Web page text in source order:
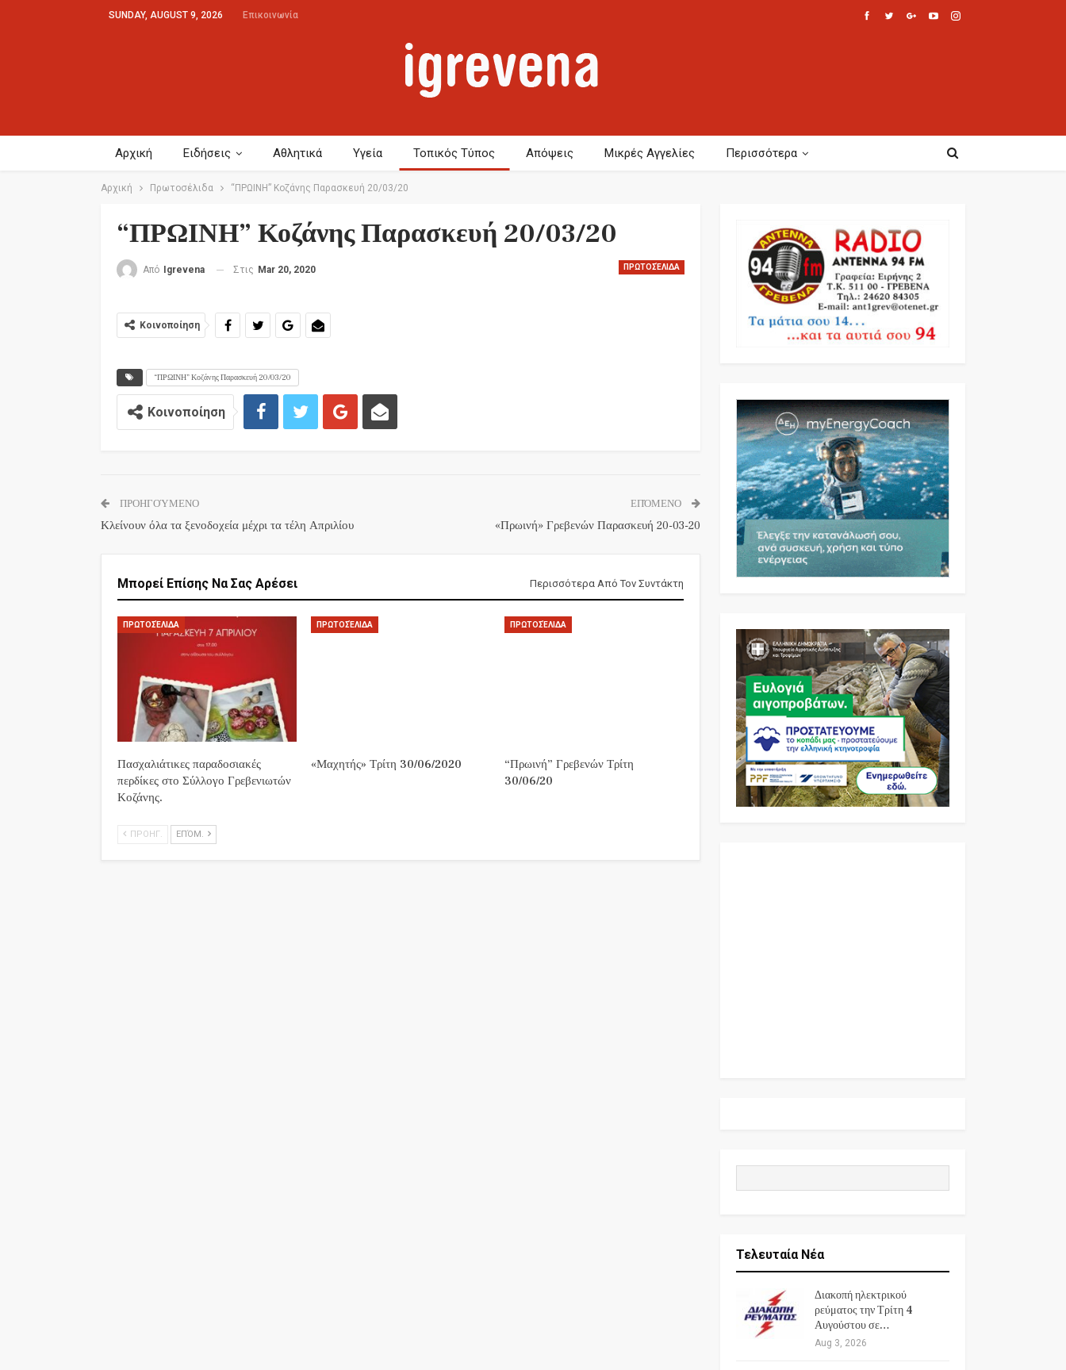
SUNDAY, AUGUST 9, 2026 Επικοινωνία
Αρχική Ειδήσεις Αθλητικά Υγεία Τοπικός Τύπος Απόψεις Μικρές Αγγελίες Περισσότερα
Αρχική Πρωτοσέλιδα “ΠΡΩΙΝΗ” Κοζάνης Παρασκευή 20/03/20
“ΠΡΩΙΝΗ” Κοζάνης Παρασκευή 20/03/20
ΠΡΩΤΟΣΈΛΙΔΑ
Από Igrevena Στις Mar 20, 2020
Κοινοποίηση
“ΠΡΩΙΝΗ” Κοζάνης Παρασκευή 20/03/20
Κοινοποίηση
ΠΡΟΗΓΟΎΜΕΝΟ
Κλείνουν όλα τα ξενοδοχεία μέχρι τα τέλη Απριλίου
ΕΠΌΜΕΝΟ
«Πρωινή» Γρεβενών Παρασκευή 20-03-20
Μπορεί Επίσης Να Σας Αρέσει Περισσότερα Από Τον Συντάκτη
ΠΡΩΤΟΣΈΛΙΔΑ
Πασχαλιάτικες παραδοσιακές
περδίκες στο Σύλλογο Γρεβενιωτών
Κοζάνης.
ΠΡΩΤΟΣΈΛΙΔΑ
«Μαχητής» Τρίτη 30/06/2020
ΠΡΩΤΟΣΈΛΙΔΑ
“Πρωινή” Γρεβενών Τρίτη
30/06/20
ΠΡΟΗΓ. ΕΠΌΜ.
Τελευταία Νέα
Διακοπή ηλεκτρικού
ρεύματος την Τρίτη 4
Αυγούστου σε…
Aug 3, 2026